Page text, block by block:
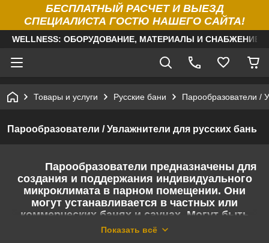
БЕСПЛАТНЫЙ РАСЧЕТ И ВЫЕЗД
СПЕЦИАЛИСТА ГОСТЮ НАШЕГО САЙТА!
WELLNESS: ОБОРУДОВАНИЕ, МАТЕРИАЛЫ И
Товары и услуги Русские бани Парообразователи /
Парообразователи / Увлажнители для русских бань
Парообразователи предназначены для
создания и поддержания индивидуального
микроклимата в парном помещении. Они
могут устанавливается в частных или
коммерческих банях и саунах. Могут быть
использованы как вместе с печью,
Показать всё